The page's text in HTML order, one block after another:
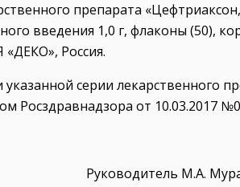
препарата
введения 1,0 г, флаконы (50),
Россия.
серии лекарственного
Росздравнадзора от 10.03.2017
Руководитель М.А.